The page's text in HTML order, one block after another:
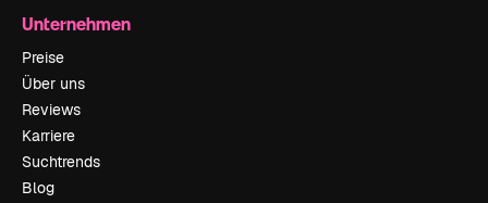
Unternehmen
Preise
Über uns
Reviews
Karriere
Suchtrends
Blog